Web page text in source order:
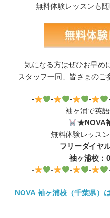
無料体験レッスンも
気になる方はぜひお早め
スタッフ一同、皆さまのご
- - - -
袖ヶ浦で英
★NOVA
無料体験レッス
フリーダイヤ
袖ヶ浦校：
-
- - -
NOVA 袖ヶ浦校（千葉県）